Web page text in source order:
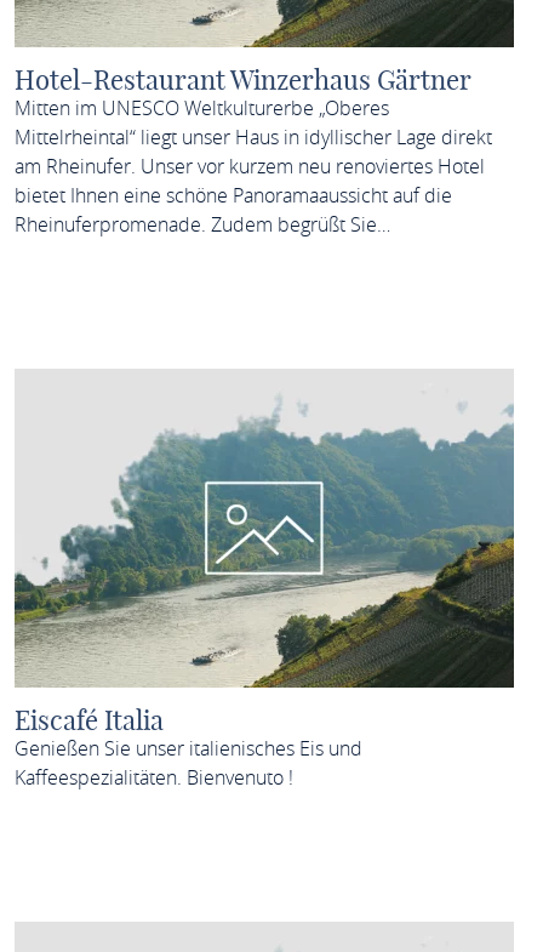
Hotel-Restaurant Winzerhaus Gärtner
Mitten im UNESCO Weltkulturerbe „Oberes
Mittelrheintal“ liegt unser Haus in idyllischer Lage direkt
am Rheinufer. Unser vor kurzem neu renoviertes Hotel
bietet Ihnen eine schöne Panoramaaussicht auf die
Rheinuferpromenade. Zudem begrüßt Sie…
Eiscafé Italia
Genießen Sie unser italienisches Eis und
Kaffeespezialitäten. Bienvenuto !